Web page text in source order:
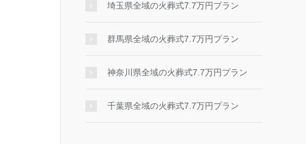
埼玉県全域の火葬式7.7万円プラン
群馬県全域の火葬式7.7万円プラン
神奈川県全域の火葬式7.7万円プラン
千葉県全域の火葬式7.7万円プラン